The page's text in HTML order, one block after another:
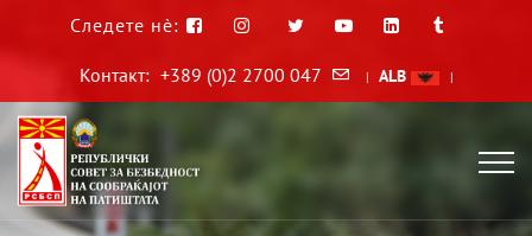
Следете нè:
Контакт: +389 (0)2 2700 047 | ALB |